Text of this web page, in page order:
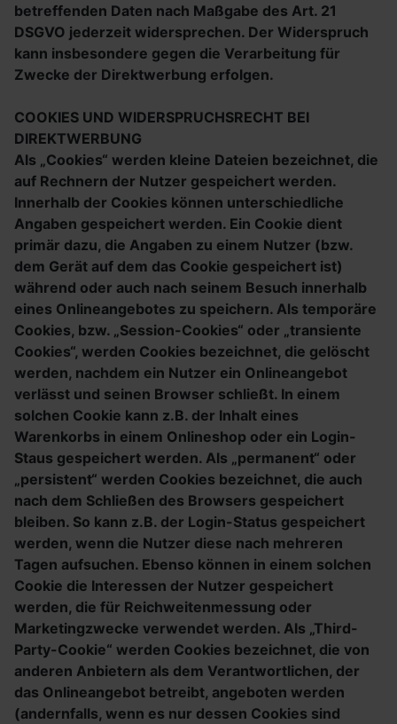
betreffenden Daten nach Maßgabe des Art. 21
DSGVO jederzeit widersprechen. Der Widerspruch
kann insbesondere gegen die Verarbeitung für
Zwecke der Direktwerbung erfolgen.
COOKIES UND WIDERSPRUCHSRECHT BEI
DIREKTWERBUNG
Als „Cookies“ werden kleine Dateien bezeichnet, die
auf Rechnern der Nutzer gespeichert werden.
Innerhalb der Cookies können unterschiedliche
Angaben gespeichert werden. Ein Cookie dient
primär dazu, die Angaben zu einem Nutzer (bzw.
dem Gerät auf dem das Cookie gespeichert ist)
während oder auch nach seinem Besuch innerhalb
eines Onlineangebotes zu speichern. Als temporäre
Cookies, bzw. „Session-Cookies“ oder „transiente
Cookies“, werden Cookies bezeichnet, die gelöscht
werden, nachdem ein Nutzer ein Onlineangebot
verlässt und seinen Browser schließt. In einem
solchen Cookie kann z.B. der Inhalt eines
Warenkorbs in einem Onlineshop oder ein Login-
Staus gespeichert werden. Als „permanent“ oder
„persistent“ werden Cookies bezeichnet, die auch
nach dem Schließen des Browsers gespeichert
bleiben. So kann z.B. der Login-Status gespeichert
werden, wenn die Nutzer diese nach mehreren
Tagen aufsuchen. Ebenso können in einem solchen
Cookie die Interessen der Nutzer gespeichert
werden, die für Reichweitenmessung oder
Marketingzwecke verwendet werden. Als „Third-
Party-Cookie“ werden Cookies bezeichnet, die von
anderen Anbietern als dem Verantwortlichen, der
das Onlineangebot betreibt, angeboten werden
(andernfalls, wenn es nur dessen Cookies sind